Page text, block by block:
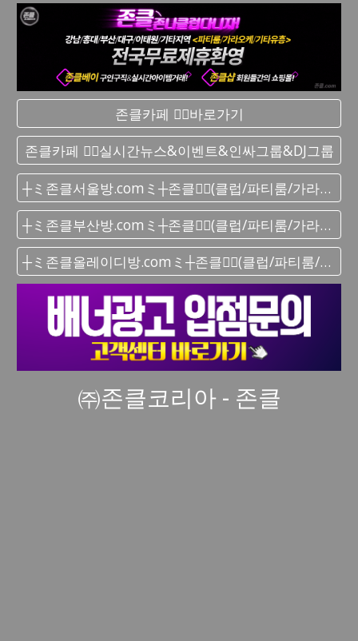
존클카페 ❤️‍🔥바로가기
존클카페 ❤️‍🔥실시간 뉴스&이벤트&인싸그룹&DJ그룹
┼ミ존클서울방.comミ┼존클❤️‍🔥(클럽/파티룸/가라오케) - 단톡방
┼ミ존클부산방.comミ┼존클❤️‍🔥(클럽/파티룸/가라오케) - 단톡방
┼ミ존클올레이디방.comミ┼존클❤️‍🔥(클럽/파티룸/가라오케) - 단톡방
㈜존클코리아 - 존클